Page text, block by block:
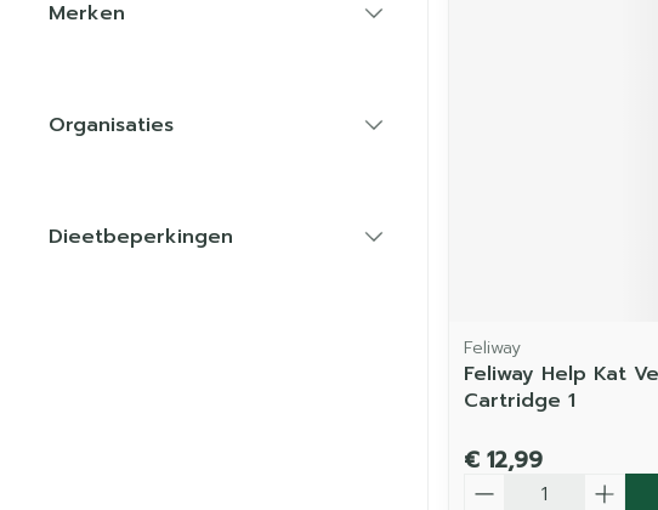
Merken
Organisaties
Dieetbeperkingen
Feliway
Feliway Help Kat
Cartridge 1
€ 12,99